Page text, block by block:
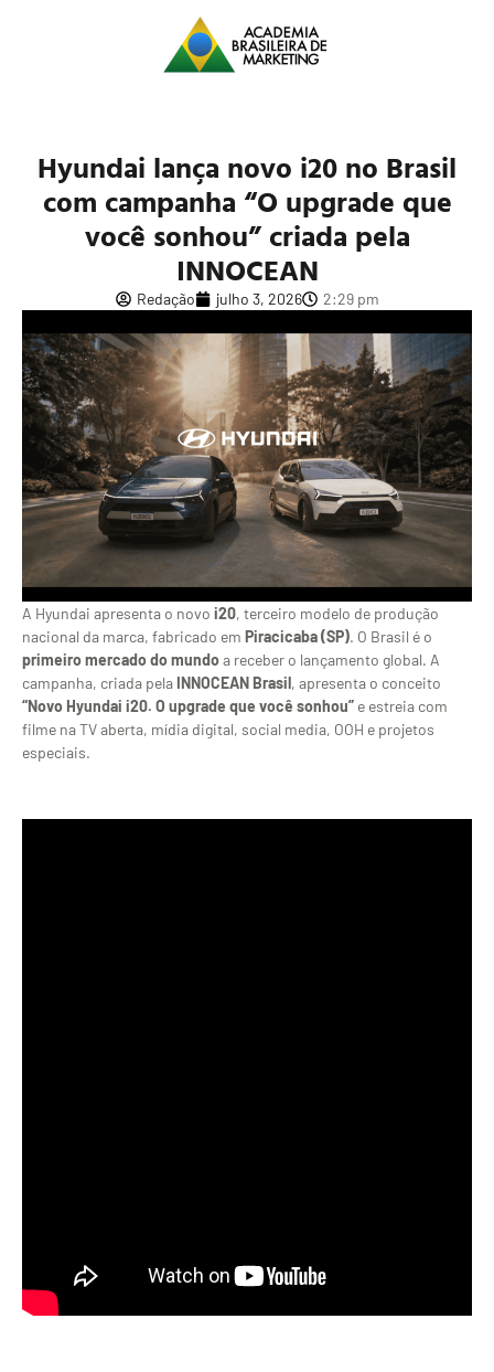
Hyundai lança novo i20 no Brasil
com campanha “O upgrade que
você sonhou” criada pela
INNOCEAN
Redação julho 3, 2026 2:29 pm
A Hyundai apresenta o novo i20, terceiro modelo de produção
nacional da marca, fabricado em Piracicaba (SP). O Brasil é o
primeiro mercado do mundoa receber o lançamento global. A
campanha, criada pela INNOCEAN Brasil, apresenta o conceito
“Novo Hyundai i20. O upgrade que você sonhou” e estreia com
filme na TV aberta, mídia digital, social media, OOH e projetos
especiais.